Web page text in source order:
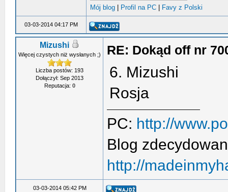
Mój blog Profil na PC Favy z Polski
03-03-2014 04:17 PM
Mizushi
Więcej czystych niż wysłanych ;)
Liczba postów: 193
Dołączył: Sep 2013
Reputacja: 0
RE: Dokąd off nr
6. Mizushi
Rosja
PC: http://
Blog
http://
03-03-2014 05:42 PM